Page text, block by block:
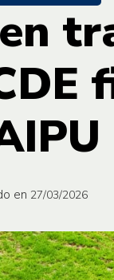
en 27/03/2026